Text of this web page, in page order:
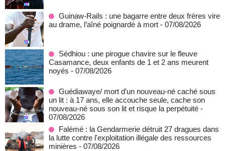
Guinaw-Rails : une bagarre entre deux frères vire
au drame, l’aîné poignardé à mort - 07/08/2026
Sédhiou : une pirogue chavire sur le fleuve
Casamance, deux enfants de 1 et 2 ans meurent
noyés - 07/08/2026
Guédiawaye/ mort d’un nouveau-né caché sous
un lit : à 17 ans, elle accouche seule, cache son
nouveau-né sous son lit et risque la perpétuité -
07/08/2026
Falémé : la Gendarmerie détruit 27 dragues dans
la lutte contre l'exploitation illégale des ressources
minières - 07/08/2026